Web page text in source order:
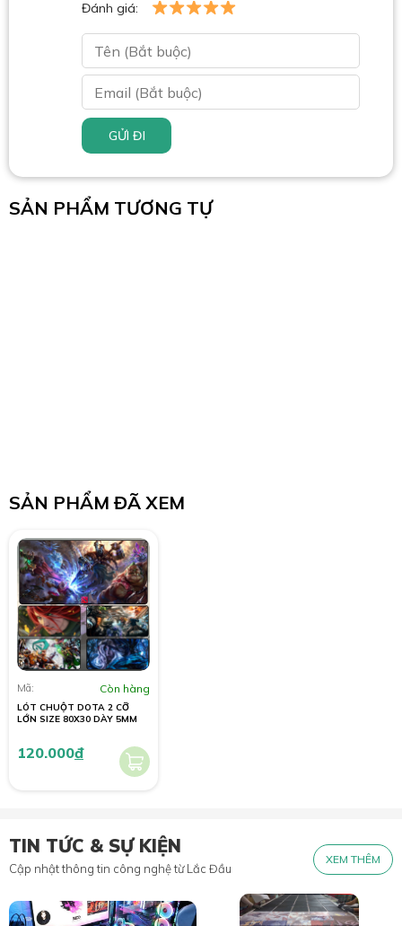
Đánh giá:
GỬI ĐI
SẢN PHẨM TƯƠNG TỰ
SẢN PHẨM ĐÃ XEM
Mã: Còn hàng
LÓT CHUỘT DOTA 2 CỠ
LỚN SIZE 80X30 DÀY 5MM
120.000đ
TIN TỨC & SỰ KIỆN
Cập nhật thông tin công nghệ từ Lắc Đầu
XEM THÊM